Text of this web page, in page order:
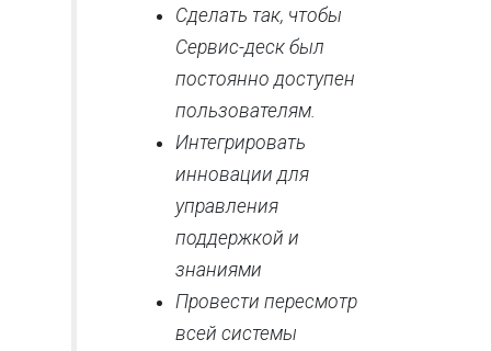
Сделать так, чтобы
Сервис-деск был
постоянно доступен
пользователям.
Интегрировать
инновации для
управления
поддержкой и
знаниями
Провести пересмотр
всей системы